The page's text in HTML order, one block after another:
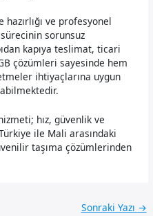
ve profesyonel
sorunsuz
kapıya teslimat, ticari
çözümleri sayesinde hem
ihtiyaçlarına uygun
hız, güvenlik ve
ile Mali arasındaki
taşıma çözümlerinden
Sonraki Yazı →